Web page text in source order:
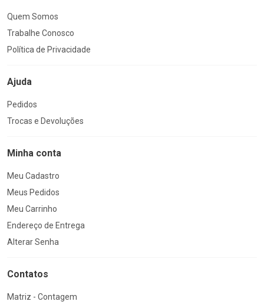
Quem Somos
Trabalhe Conosco
Política de Privacidade
Ajuda
Pedidos
Trocas e Devoluções
Minha conta
Meu Cadastro
Meus Pedidos
Meu Carrinho
Endereço de Entrega
Alterar Senha
Contatos
Matriz - Contagem